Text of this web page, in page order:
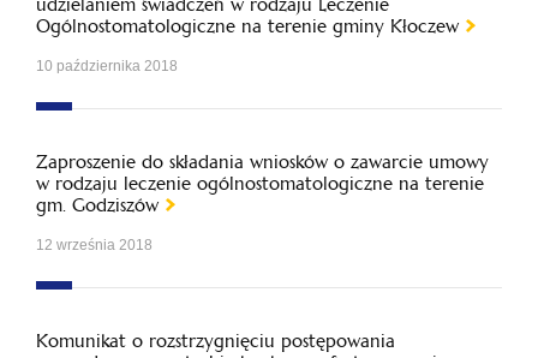
Ogólnostomatologiczne na terenie gminy Kłoczew
10 października 2018
Zaproszenie do składania wniosków o zawarcie umowy
w rodzaju leczenie ogólnostomatologiczne na terenie
gm. Godziszów
12 września 2018
Komunikat o rozstrzygnięciu postępowania